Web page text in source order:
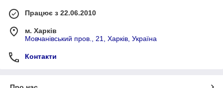
Працює з 22.06.2010
м. Харків
Мовчанівський пров., 21, Харків, Україна
Контакти